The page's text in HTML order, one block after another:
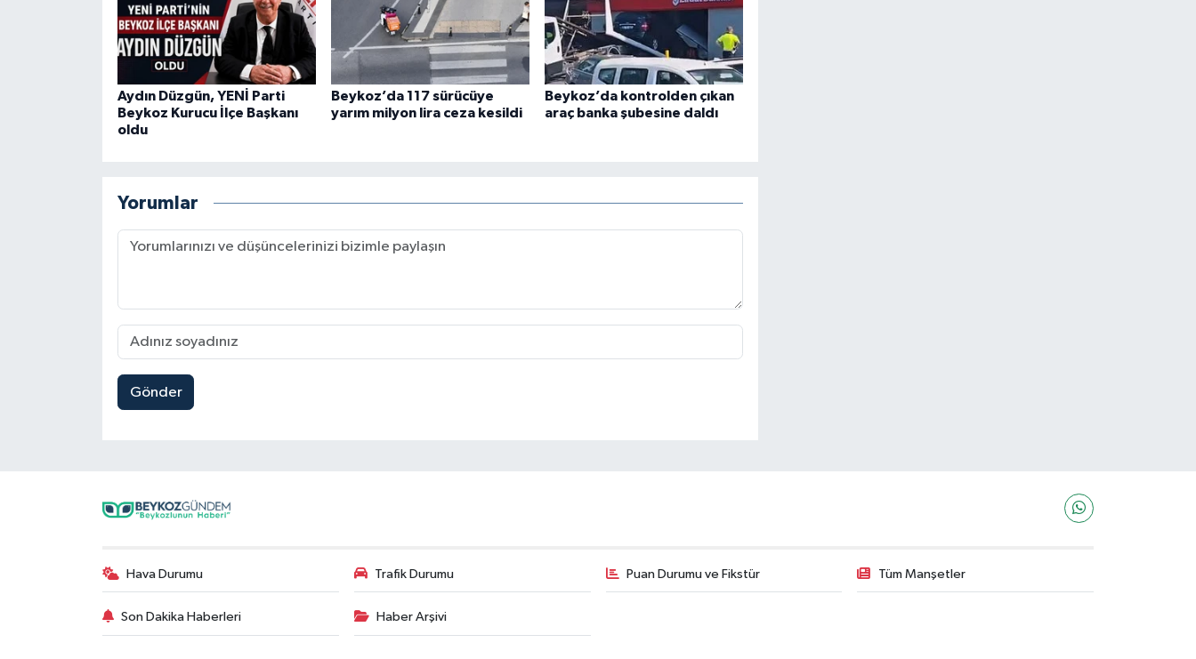
Aydın Düzgün, YENİ Parti
Beykoz Kurucu İlçe Başkanı
oldu
Beykoz’da 117 sürücüye
yarım milyon lira ceza kesildi
Beykoz’da kontrolden çıkan
araç banka şubesine daldı
Yorumlar
Gönder
Hava Durumu Trafik Durumu Puan Durumu ve Fikstür Tüm Manşetler
Son Dakika Haberleri Haber Arşivi